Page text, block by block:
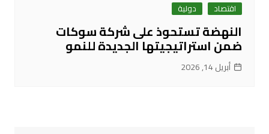
اقتصاد دولية
النهضة تستحوذ على شركة سوكات
ضمن استراتيجيتها الجديدة للنمو
أبريل 14, 2026